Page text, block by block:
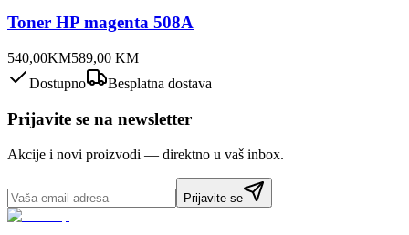
Toner HP magenta 508A
540,00KM589,00 KM
Dostupno
Besplatna dostava
Prijavite se na newsletter
Akcije i novi proizvodi — direktno u vaš inbox.
Prijavite se